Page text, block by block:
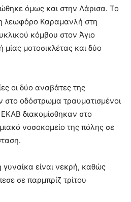
όμως και στην Λάρισα. Το
λεωφόρο Καραμανλή στη
κόμβου στον Άγιο
μοτοσικλέτας και δύο
οι δύο αναβάτες της
στο οδόστρωμα τραυματισμένοι
διακομίσθηκαν στο
νοσοκομείο της πόλης σε
είναι νεκρή, καθώς
σε παρμπρίζ τρίτου